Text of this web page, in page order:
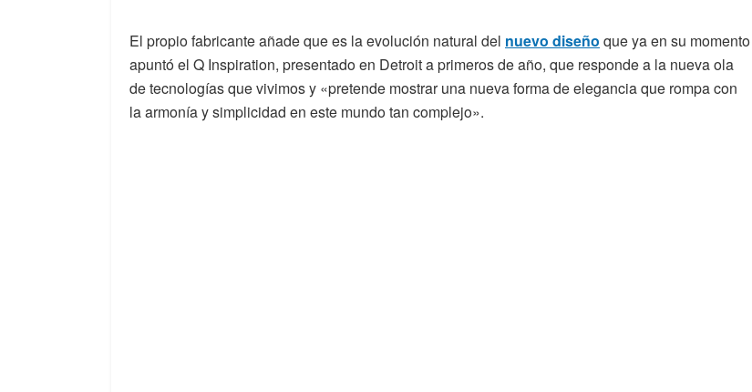
El propio fabricante añade que es la evolución natural del nuevo diseño que ya en su momento
apuntó el Q Inspiration, presentado en Detroit a primeros de año, que responde a la nueva ola
de tecnologías que vivimos y «pretende mostrar una nueva forma de elegancia que rompa con
la armonía y simplicidad en este mundo tan complejo».